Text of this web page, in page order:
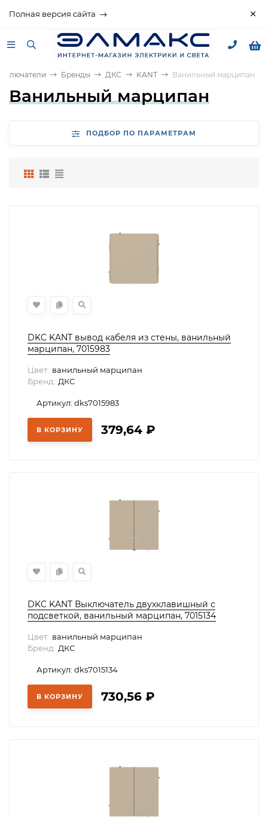
Полная версия сайта
Бренды ДКС KANT Ванильный марципан
Ванильный марципан
ПОДБОР ПО ПАРАМЕТРАМ
DKC KANT вывод кабеля из стены, ванильный
марципан, 7015983
Цвет: ванильный марципан
Бренд: ДКС
Артикул: dks7015983
В КОРЗИНУ 379,64 ₽
DKC KANT Выключатель двухклавишный с
подсветкой, ванильный марципан, 7015134
Цвет: ванильный марципан
Бренд: ДКС
Артикул: dks7015134
В КОРЗИНУ 730,56 ₽